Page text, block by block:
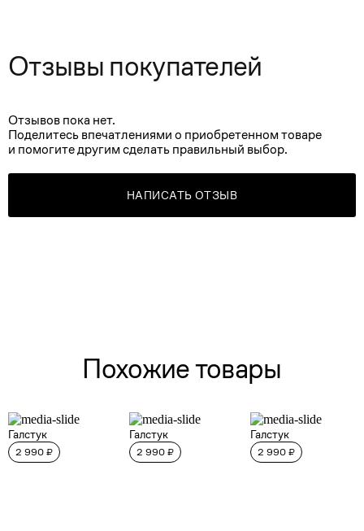
Отзывы покупателей
Отзывов пока нет.
Поделитесь впечатлениями о приобретенном товаре
и помогите другим сделать правильный выбор.
НАПИСАТЬ ОТЗЫВ